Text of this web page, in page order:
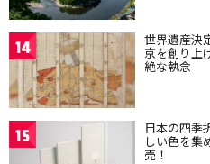
14 世界遺産決
京を創り上
絶な執念
15 日本の四季
しい色を集
売！